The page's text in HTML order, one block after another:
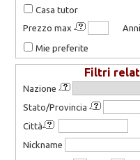
Casa tutor
Prezzo max
Mie preferite
Filtri
Nazione
Stato/Provincia
Città
Nickname